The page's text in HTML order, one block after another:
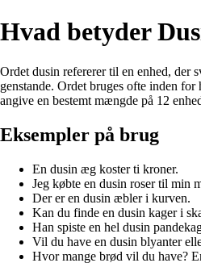
Hvad betyder
Ordet dusin refererer til en enhed, der
genstande. Ordet bruges ofte inden
angive en bestemt mængde på 12
Eksempler på brug
En dusin æg koster ti kroner.
Jeg købte en dusin roser til min
Der er en dusin æbler i kurven.
Kan du finde en dusin kager i
Han spiste en hel dusin
Vil du have en dusin blyanter
Hvor mange brød vil du have?